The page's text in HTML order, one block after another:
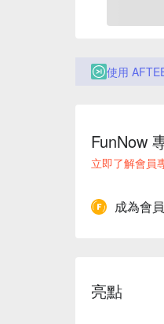
使用
FunNow
立即了解會員
成為會
亮點